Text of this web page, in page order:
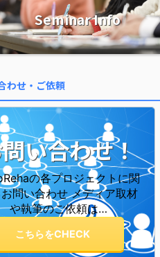
Seminar Info
わせ・ご依頼
い合わせ！
の各プロジェクトに関
問い合わせ メディア取材
や執筆のご依頼は…
こちらをCHECK